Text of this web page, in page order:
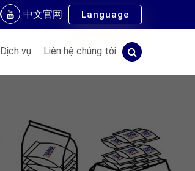
中文官网 Language
Dịch vụ Liên hệ chúng tôi